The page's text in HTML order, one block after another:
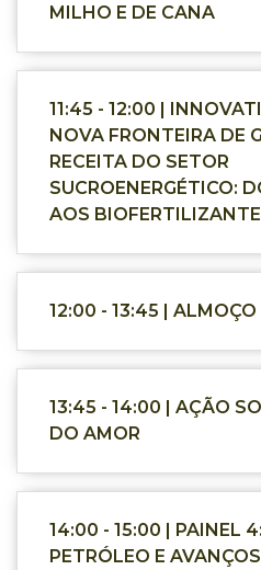
MILHO E DE CANA
11:45 - 12:00 | INNOVATION DROPS - A
NOVA FRONTEIRA DE
RECEITA DO SETOR
SUCROENERGÉTICO:
AOS
12:00 - 13:45 | ALMOÇO
13:45 - 14:00 | AÇÃO SOCIAL: HOSPITAL
DO AMOR
14:00 - 15:00 | PAINEL 4: MERCADO DO
PETRÓLEO E